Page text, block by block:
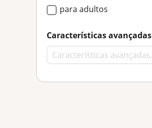
para adultos
Características avançadas